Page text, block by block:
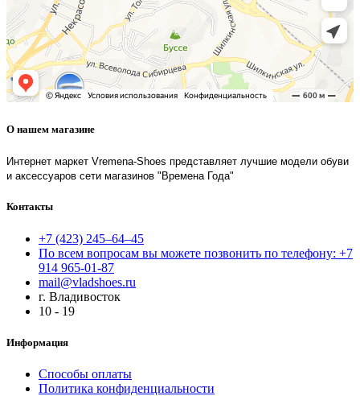
О нашем магазине
Интернет маркет Vremena-Shoes представляет лучшие модели обуви
и аксессуаров сети магазинов "Времена Года"
Контакты
+7 (423) 245–64–45
По всем вопросам вы можете позвонить по телефону: +7
914 965-01-87
mail@vladshoes.ru
г. Владивосток
10 - 19
Информация
Способы оплаты
Политика конфиденциальности